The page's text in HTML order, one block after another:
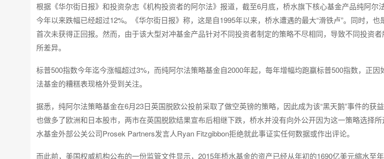
根据《华尔街日报》和投资杂志《机构投资者的阿尔法》报道，截至6月底，桥水旗下核心基金产品纯阿尔
今年以来跌幅已经超过12%。《华尔街日报》称，这是自1995年以来，桥水遭遇的最大“滑铁卢”。同时，
首次未获得正回报。然而，由于该大型对冲基金产品针对不同投资者制定的策略不尽相同，导致不同投资
所差异。
标普500指数今年迄今涨幅超过3%，而纯阿尔法策略基金自2000年起，每年增幅均跑赢标普500指数，正因
法基金的糟糕表现格外受到关注。
据悉，纯阿尔法策略基金在6月23日英国脱欧公投前采取了做空英镑的策略，因此成为该“黑天鹅”事件的获
也做多了欧洲和日本股市，两市在英国脱欧结果宣布后相继下跌，桥水并没有向外公开因为这一策略选择
水基金外部公关公司Prosek Partners发言人Ryan Fitzgibbon拒绝就此事证实任何数据或作出评论。
而此前，美国权威机构公布的一份监管文件显示，2015年桥水基金的资产已经从年初的1690亿美元缩水至